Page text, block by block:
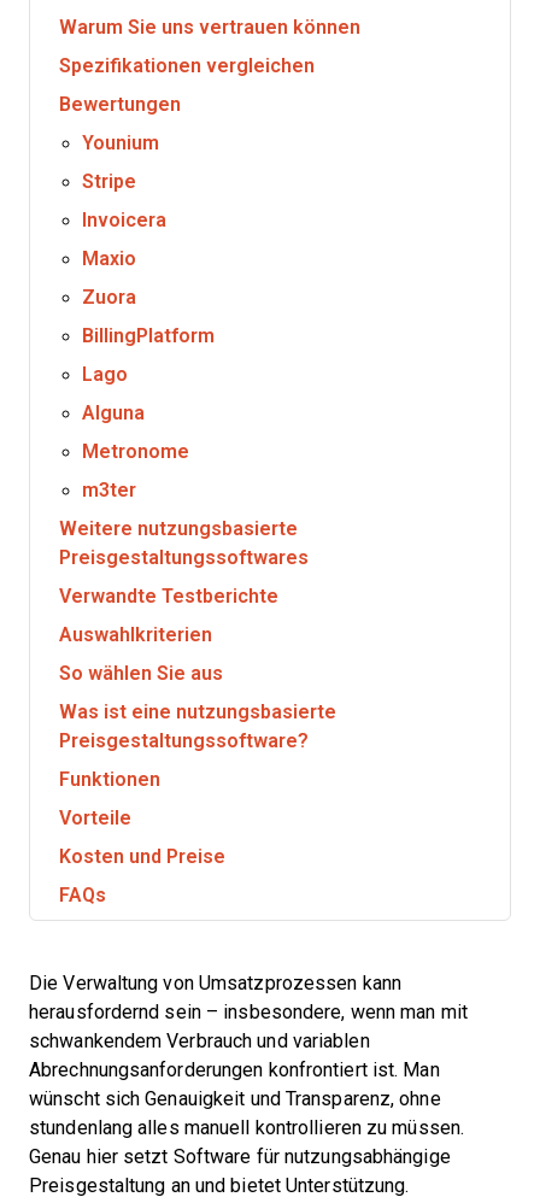
Warum Sie uns vertrauen können
Spezifikationen vergleichen
Bewertungen
Younium
Stripe
Invoicera
Maxio
Zuora
BillingPlatform
Lago
Alguna
Metronome
m3ter
Weitere nutzungsbasierte
Preisgestaltungssoftwares
Verwandte Testberichte
Auswahlkriterien
So wählen Sie aus
Was ist eine nutzungsbasierte
Preisgestaltungssoftware?
Funktionen
Vorteile
Kosten und Preise
FAQs
Die Verwaltung von Umsatzprozessen kann
herausfordernd sein – insbesondere, wenn man mit
schwankendem Verbrauch und variablen
Abrechnungsanforderungen konfrontiert ist. Man
wünscht sich Genauigkeit und Transparenz, ohne
stundenlang alles manuell kontrollieren zu müssen.
Genau hier setzt Software für nutzungsabhängige
Preisgestaltung an und bietet Unterstützung.